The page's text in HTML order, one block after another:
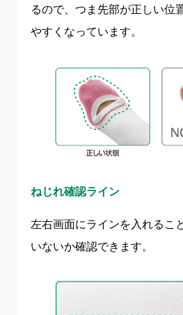
るので、つま先部が正しい位
やすくなっています。
ねじれ確認ライン
左右画面にラインを入れるこ
いないか確認できます。